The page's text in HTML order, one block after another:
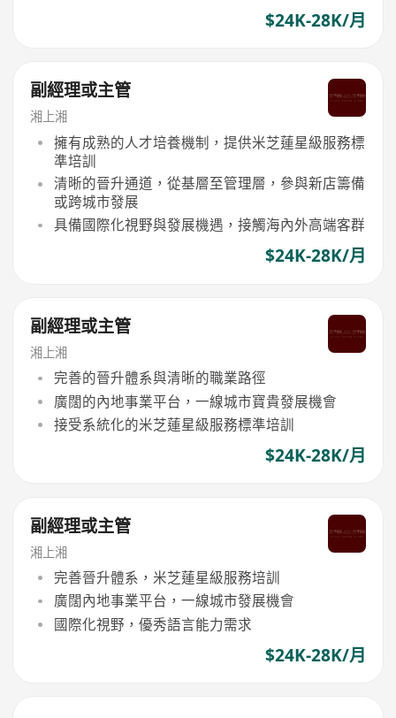
$24K-28K/月
副經理或主管
湘上湘
擁有成熟的人才培養機制，提供米芝蓮星級服務標
準培訓
清晰的晉升通道，從基層至管理層，參與新店籌備
或跨城市發展
具備國際化視野與發展機遇，接觸海內外高端客群
$24K-28K/月
副經理或主管
湘上湘
完善的晉升體系與清晰的職業路徑
廣闊的內地事業平台，一線城市寶貴發展機會
接受系統化的米芝蓮星級服務標準培訓
$24K-28K/月
副經理或主管
湘上湘
完善晉升體系，米芝蓮星級服務培訓
廣闊內地事業平台，一線城市發展機會
國際化視野，優秀語言能力需求
$24K-28K/月